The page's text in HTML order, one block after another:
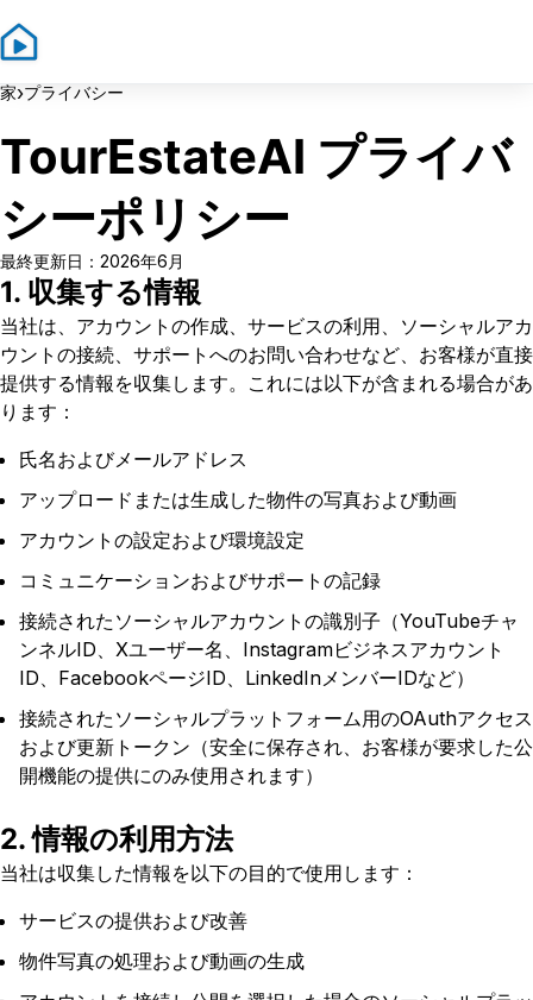
家›プライバシー
TourEstateAI プライバ
シーポリシー
最終更新日：2026年6月
1. 収集する情報
当社は、アカウントの作成、サービスの利用、ソーシャルアカ
ウントの接続、サポートへのお問い合わせなど、お客様が直接
提供する情報を収集します。これには以下が含まれる場合があ
ります：
氏名およびメールアドレス
アップロードまたは生成した物件の写真および動画
アカウントの設定および環境設定
コミュニケーションおよびサポートの記録
接続されたソーシャルアカウントの識別子（YouTubeチャ
ンネルID、Xユーザー名、Instagramビジネスアカウント
ID、FacebookページID、LinkedInメンバーIDなど）
接続されたソーシャルプラットフォーム用のOAuthアクセス
および更新トークン（安全に保存され、お客様が要求した公
開機能の提供にのみ使用されます）
2. 情報の利用方法
当社は収集した情報を以下の目的で使用します：
サービスの提供および改善
物件写真の処理および動画の生成